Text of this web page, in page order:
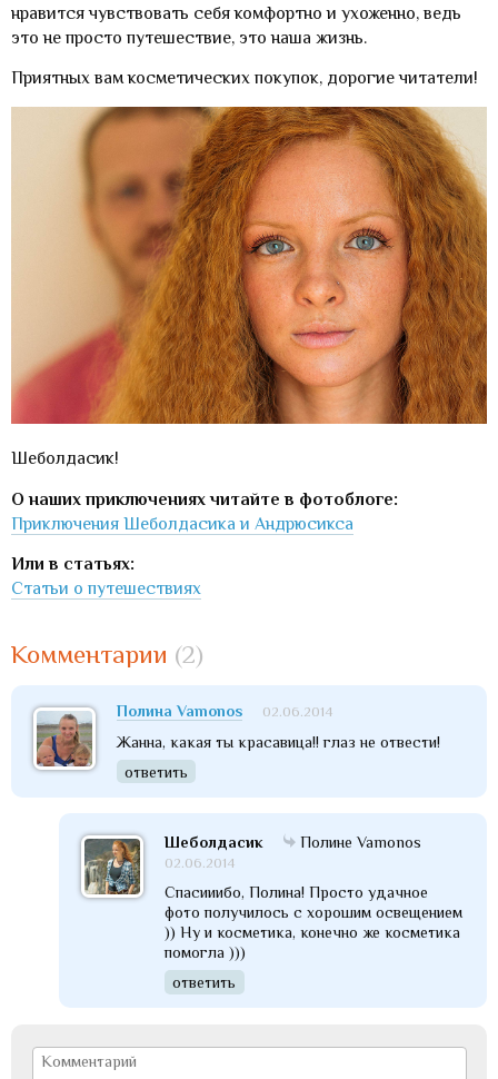
нравится чувствовать себя комфортно и ухоженно, ведь
это не просто путешествие, это наша жизнь.
Приятных вам косметических покупок, дорогие читатели!
Шеболдасик!
О наших приключениях читайте в фотоблоге:
Приключения Шеболдасика и Андрюсикса
Или в статьях:
Статьи о путешествиях
Комментарии (2)
Полина Vamonos 02.06.2014
Жанна, какая ты красавица!! глаз не отвести!
ответить
Шеболдасик Полине Vamonos
02.06.2014
Спасииибо, Полина! Просто удачное
фото получилось с хорошим освещением
)) Ну и косметика, конечно же косметика
помогла )))
ответить